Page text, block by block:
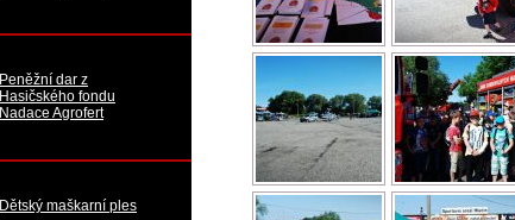
Peněžní dar z
Hasičského fondu
Nadace Agrofert
Dětský maškarní ples